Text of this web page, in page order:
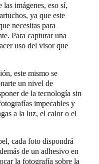
imágenes, eso sí,
ya que este
necesitas para
Para capturar una
uso del visor que
este mismo se
un nivel de
de la tecnología sin
impecables y
a la luz, el calor o el
cada foto dispondrá
de un adhesivo en
la fotografía sobre la